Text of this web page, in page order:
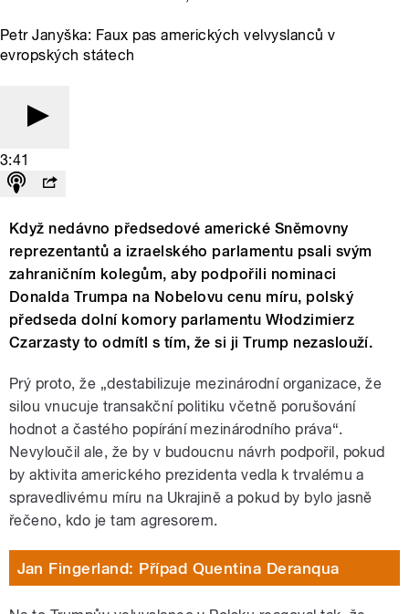
Petr Janyška: Faux pas amerických velvyslanců v
evropských státech
3:41
Když nedávno předsedové americké Sněmovny
reprezentantů a izraelského parlamentu psali svým
zahraničním kolegům, aby podpořili nominaci
Donalda Trumpa na Nobelovu cenu míru, polský
předseda dolní komory parlamentu Włodzimierz
Czarzasty to odmítl s tím, že si ji Trump nezaslouží.
Prý proto, že „destabilizuje mezinárodní organizace, že
silou vnucuje transakční politiku včetně porušování
hodnot a častého popírání mezinárodního práva“.
Nevyloučil ale, že by v budoucnu návrh podpořil, pokud
by aktivita amerického prezidenta vedla k trvalému a
spravedlivému míru na Ukrajině a pokud by bylo jasně
řečeno, kdo je tam agresorem.
Jan Fingerland: Případ Quentina Deranqua